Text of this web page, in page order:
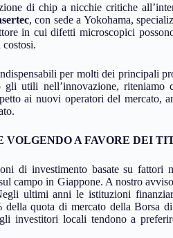
di chip a nicchie critiche
, con sede a Yokohama,
in cui difetti microscopici
per molti dei principali
gli utili nell’innovazione,
ai nuovi operatori del
A FAVORE DEI
di investimento basate su fattori
campo in Giappone. A nostro
ultimi anni le istituzioni
della quota di mercato della Borsa
investitori locali tendono a